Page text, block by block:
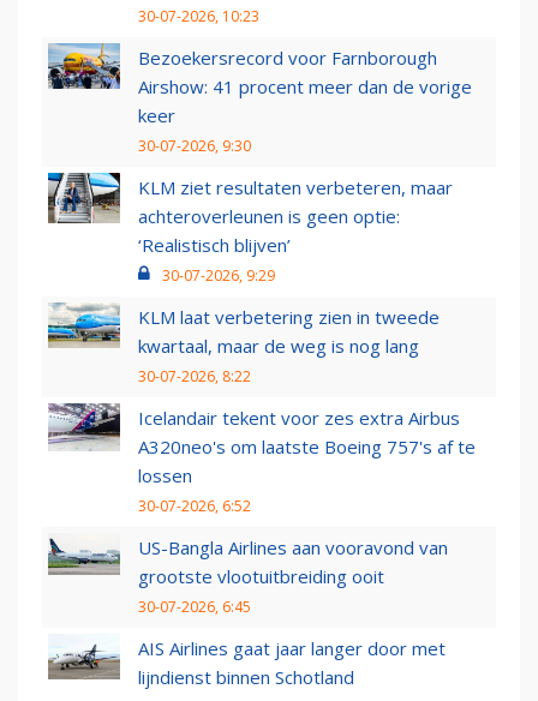
30-07-2026, 10:23
Bezoekersrecord voor Farnborough
Airshow: 41 procent meer dan de vorige
keer
30-07-2026, 9:30
KLM ziet resultaten verbeteren, maar
achteroverleunen is geen optie:
‘Realistisch blijven’
30-07-2026, 9:29
KLM laat verbetering zien in tweede
kwartaal, maar de weg is nog lang
30-07-2026, 8:22
Icelandair tekent voor zes extra Airbus
A320neo's om laatste Boeing 757's af te
lossen
30-07-2026, 6:52
US-Bangla Airlines aan vooravond van
grootste vlootuitbreiding ooit
30-07-2026, 6:45
AIS Airlines gaat jaar langer door met
lijndienst binnen Schotland